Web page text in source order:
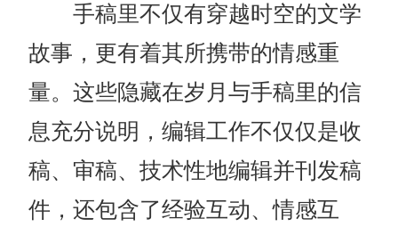
手稿里不仅有穿越时空的文学
故事，更有着其所携带的情感重
量。这些隐藏在岁月与手稿里的信
息充分说明，编辑工作不仅仅是收
稿、审稿、技术性地编辑并刊发稿
件，还包含了经验互动、情感互